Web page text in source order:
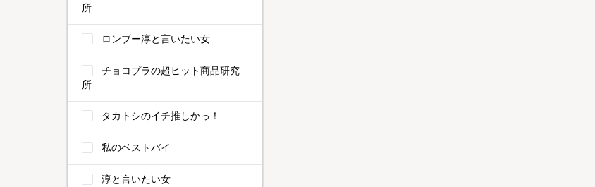
所
ロンブー淳と言いたい女
チョコプラの超ヒット商品研究
所
タカトシのイチ推しかっ！
私のベストバイ
淳と言いたい女